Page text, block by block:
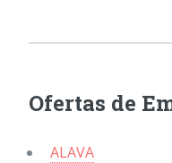
Ofertas de
ALAVA